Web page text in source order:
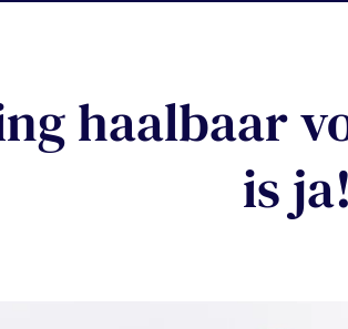
haalbaar
is ja!